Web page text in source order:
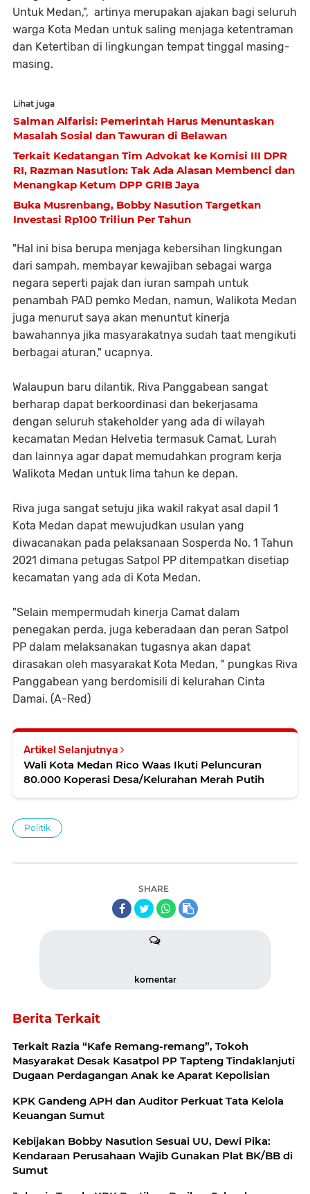
Untuk Medan,", artinya merupakan ajakan bagi seluruh
warga Kota Medan untuk saling menjaga ketentraman
dan Ketertiban di lingkungan tempat tinggal masing-
masing.
Lihat juga
Salman Alfarisi: Pemerintah Harus Menuntaskan
Masalah Sosial dan Tawuran di Belawan
Terkait Kedatangan Tim Advokat ke Komisi III DPR
RI, Razman Nasution: Tak Ada Alasan Membenci dan
Menangkap Ketum DPP GRIB Jaya
Buka Musrenbang, Bobby Nasution Targetkan
Investasi Rp100 Triliun Per Tahun
"Hal ini bisa berupa menjaga kebersihan lingkungan
dari sampah, membayar kewajiban sebagai warga
negara seperti pajak dan iuran sampah untuk
penambah PAD pemko Medan, namun, Walikota Medan
juga menurut saya akan menuntut kinerja
bawahannya jika masyarakatnya sudah taat mengikuti
berbagai aturan," ucapnya.
Walaupun baru dilantik, Riva Panggabean sangat
berharap dapat berkoordinasi dan bekerjasama
dengan seluruh stakeholder yang ada di wilayah
kecamatan Medan Helvetia termasuk Camat, Lurah
dan lainnya agar dapat memudahkan program kerja
Walikota Medan untuk lima tahun ke depan.
Riva juga sangat setuju jika wakil rakyat asal dapil 1
Kota Medan dapat mewujudkan usulan yang
diwacanakan pada pelaksanaan Sosperda No. 1 Tahun
2021 dimana petugas Satpol PP ditempatkan disetiap
kecamatan yang ada di Kota Medan.
"Selain mempermudah kinerja Camat dalam
penegakan perda, juga keberadaan dan peran Satpol
PP dalam melaksanakan tugasnya akan dapat
dirasakan oleh masyarakat Kota Medan, " pungkas Riva
Panggabean yang berdomisili di kelurahan Cinta
Damai. (A-Red)
Artikel Selanjutnya
Wali Kota Medan Rico Waas Ikuti Peluncuran
80.000 Koperasi Desa/Kelurahan Merah Putih
Politik
SHARE
komentar
Berita Terkait
Terkait Razia “Kafe Remang-remang”, Tokoh
Masyarakat Desak Kasatpol PP Tapteng Tindaklanjuti
Dugaan Perdagangan Anak ke Aparat Kepolisian
KPK Gandeng APH dan Auditor Perkuat Tata Kelola
Keuangan Sumut
Kebijakan Bobby Nasution Sesuai UU, Dewi Pika:
Kendaraan Perusahaan Wajib Gunakan Plat BK/BB di
Sumut